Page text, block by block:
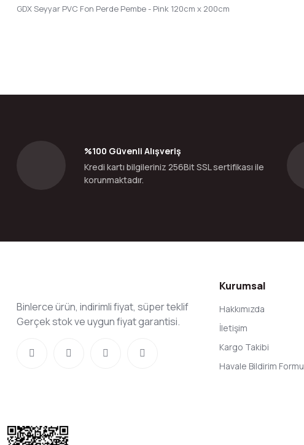
GDX Seyyar PVC Fon Perde Pembe - Pink 120cm x 200cm
Ürün fiyatı diğer sitelerden daha pahalı.
Bu ürüne benzer farklı alternatifler olmalı.
%100 Güvenli Alışveriş
Kredi kartı bilgileriniz 256Bit SSL sertifikası ile
korunmaktadır.
Binlerce ürün, indirimli fiyat, süper teklif
Gerçek stok ve uygun fiyat garantisi.
Kurumsal
Hakkımızda
İletişim
Kargo Takibi
Havale Bildirim Formu